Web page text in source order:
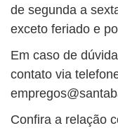
de segunda a
exceto feriado e
Em caso de
contato via
Confira a relação